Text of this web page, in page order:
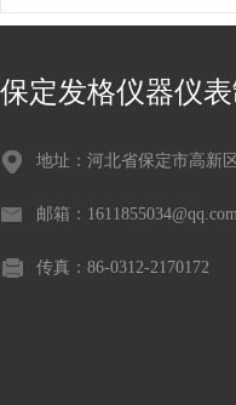
保定发格仪器仪
地址：河北省保定市高新
邮箱：
传真：86-0312-2170172